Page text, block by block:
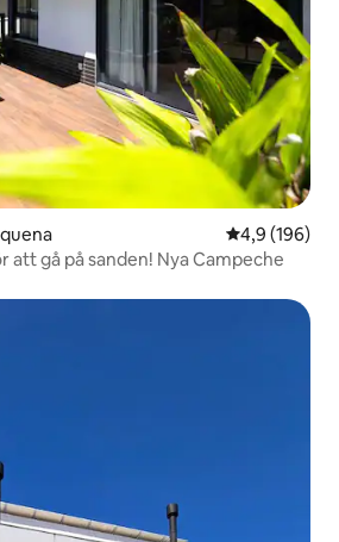
4,9 av 5 i
4,9 (196)
att gå på sanden! Nya Campeche